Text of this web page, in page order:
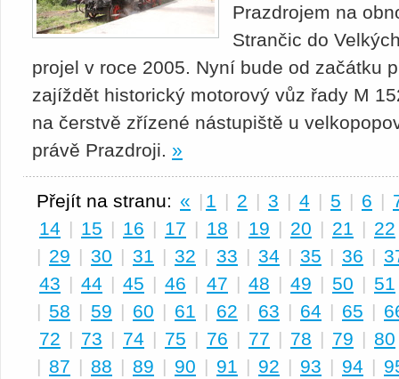
Prazdrojem na
Strančic do
projel v roce 2005. Nyní bude od začátku
zajíždět historický motorový vůz řady M
na čerstvě zřízené nástupiště u
právě Prazdroji. »
Přejít na stranu: « | 1 | 2 | 3 | 4 | 5 | 6 |
14 | 15 | 16 | 17 | 18 | 19 | 20 | 21 | 22
| 29 | 30 | 31 | 32 | 33 | 34 | 35 | 36 |
43 | 44 | 45 | 46 | 47 | 48 | 49 | 50 | 51
| 58 | 59 | 60 | 61 | 62 | 63 | 64 | 65 |
72 | 73 | 74 | 75 | 76 | 77 | 78 | 79 | 80
| 87 | 88 | 89 | 90 | 91 | 92 | 93 | 94 |